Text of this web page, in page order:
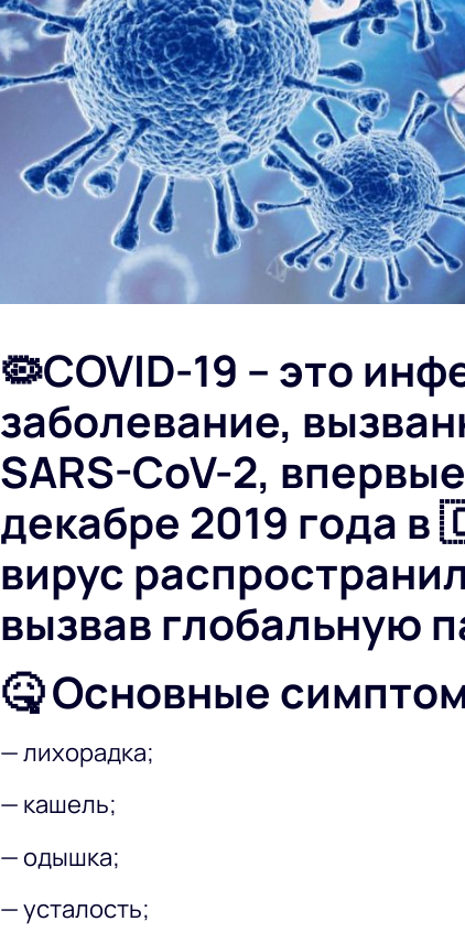
🦠COVID-19 – это
заболевание,
SARS-CoV-2,
декабре 2019 года
вирус
вызвав глобальную
🤒 Основные
— лихорадка;
— кашель;
— одышка;
— усталость;